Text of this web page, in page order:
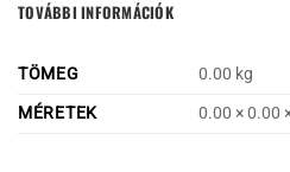
TOVÁBBI INFORMÁCIÓK
TÖMEG
0.00 kg
MÉRETEK
0.00 × 0.00